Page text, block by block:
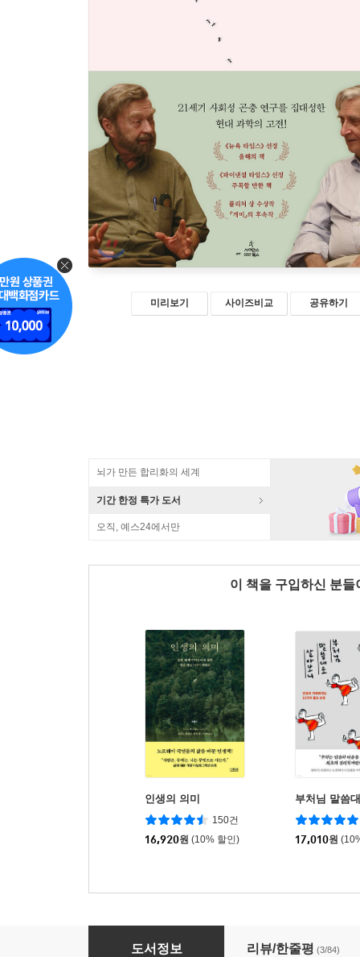
미리보기 사이즈비교 공유하기
뇌가 만든 합리화의 세계
기간 한정 특가 도서
오직, 예스24에서만
이 책을 구입하신 분
인생의 의미
150건
16,920원 (10% 할인)
부처님 말씀
17,010원
초유기체
도서정보 리뷰/한줄평 (3/84)